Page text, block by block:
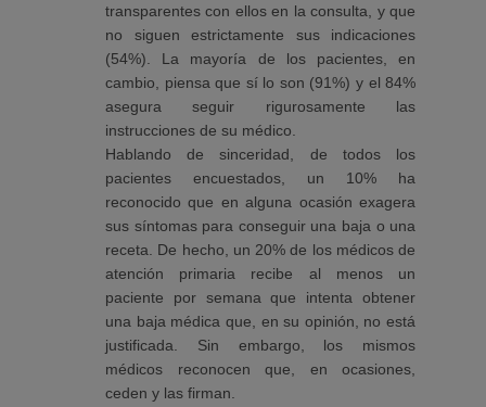
transparentes con ellos en la consulta, y que
no siguen estrictamente sus indicaciones
(54%). La mayoría de los pacientes, en
cambio, piensa que sí lo son (91%) y el 84%
asegura seguir rigurosamente las
instrucciones de su médico.
Hablando de sinceridad, de todos los
pacientes encuestados, un 10% ha
reconocido que en alguna ocasión exagera
sus síntomas para conseguir una baja o una
receta. De hecho, un 20% de los médicos de
atención primaria recibe al menos un
paciente por semana que intenta obtener
una baja médica que, en su opinión, no está
justificada. Sin embargo, los mismos
médicos reconocen que, en ocasiones,
ceden y las firman.